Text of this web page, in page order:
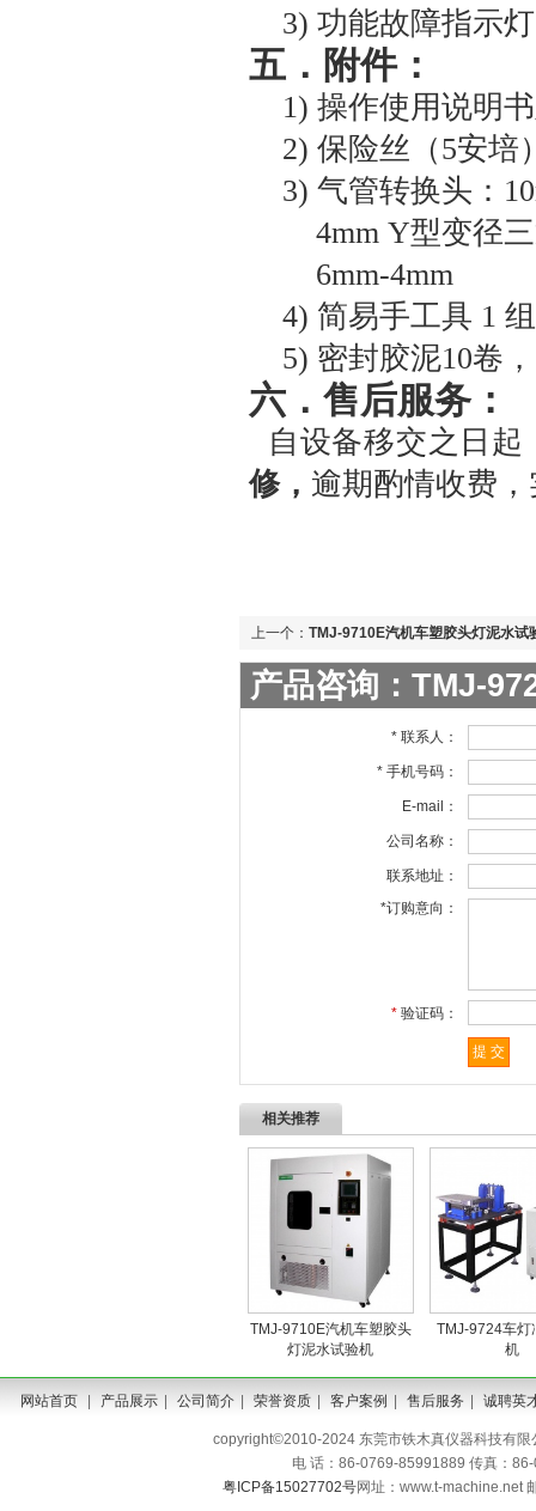
3) 功能故障指示灯
五 ．附件：
1) 操作使用说明
2) 保险丝（5安培
3) 气管转换头：
4mm Y型变径
6mm-4mm
4) 简易手工具 1 组
5) 密封胶泥10卷
六．售后服务：
自设备移交之日起
修， 逾期酌情收费
上一个： TMJ-9710E汽机车塑胶头灯泥水试
产品咨询：TMJ-
* 联系人：
* 手机号码：
E-mail：
公司名称：
联系地址：
*订购意向：
* 验证码：
相关推荐
TMJ-9710E汽机车塑胶头
灯泥水试验机
TMJ-9724车灯
机
网站首页 产品展示 公司简介 荣誉资质 客户案例 售后服务 诚聘英
copyright©2010-2024 东莞市铁木真仪器科技有
电 话：86-0769-85991889 传真：
粤ICP备15027702号网址：www.t-machine.net